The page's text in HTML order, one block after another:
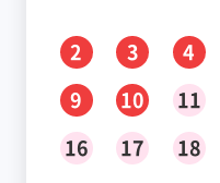
2
3 4
9
10 11
16
17 18